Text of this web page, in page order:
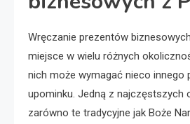
Wręczanie prezentów
miejsce w wielu różnych
nich może wymagać nieco innego
upominku. Jedną z najczęstszych
zarówno te tradycyjne jak Boże